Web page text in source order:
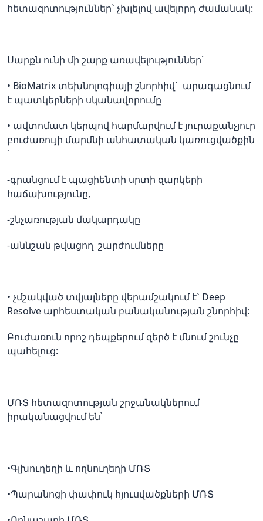
հետազոտություններ` չխլելով ավելորդ ժամանակ:
Սարքն ունի մի շարք առավելություններ`
• BioMatrix տեխնոլոգիայի շնորհիվ` արագացնում
է պատկերների սկանավորումը
• ավտոմատ կերպով հարմարվում է յուրաքանչյուր
բուժառույի մարմնի անհատական կառուցվածքին
՝
-գրանցում է պացիենտի սրտի զարկերի
հաճախությունը,
-շնչառության մակարդակը
-աննշան թվացող շարժումները
• չմշակված տվյալները վերամշակում է` Deep
Resolve արհեստական բանականության շնորհիվ:
Բուժառուն որոշ դեպքերում զերծ է մնում շունչը
պահելուց:
ՄՌՏ հետազոտության շրջանակներում
իրականացվում են՝
•Գլխուղեղի և ողնուղեղի ՄՌՏ
•Պարանոցի փափուկ հյուսվածքների ՄՌՏ